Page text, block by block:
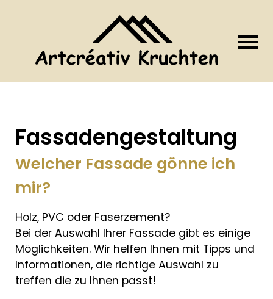
Fassadengestaltung
Welcher Fassade gönne ich
mir?
Holz, PVC oder Faserzement?
Bei der Auswahl Ihrer Fassade gibt es einige
Möglichkeiten. Wir helfen Ihnen mit Tipps und
Informationen, die richtige Auswahl zu
treffen die zu Ihnen passt!